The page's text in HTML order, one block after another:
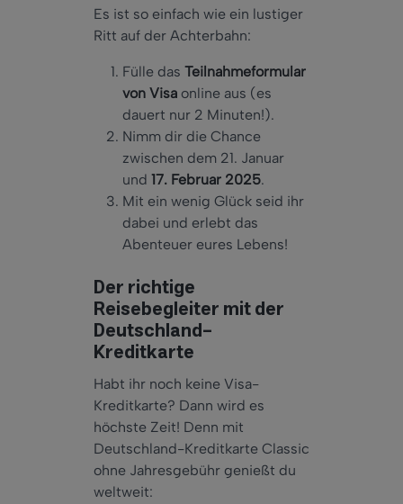
Es ist so einfach wie ein lustiger
Ritt auf der Achterbahn:
Fülle das Teilnahmeformular
von Visa online aus (es
dauert nur 2 Minuten!).
Nimm dir die Chance
zwischen dem 21. Januar
und 17. Februar 2025.
Mit ein wenig Glück seid ihr
dabei und erlebt das
Abenteuer eures Lebens!
Der richtige
Reisebegleiter mit der
Deutschland-
Kreditkarte
Habt ihr noch keine Visa-
Kreditkarte? Dann wird es
höchste Zeit! Denn mit
Deutschland-Kreditkarte Classic
ohne Jahresgebühr genießt du
weltweit: